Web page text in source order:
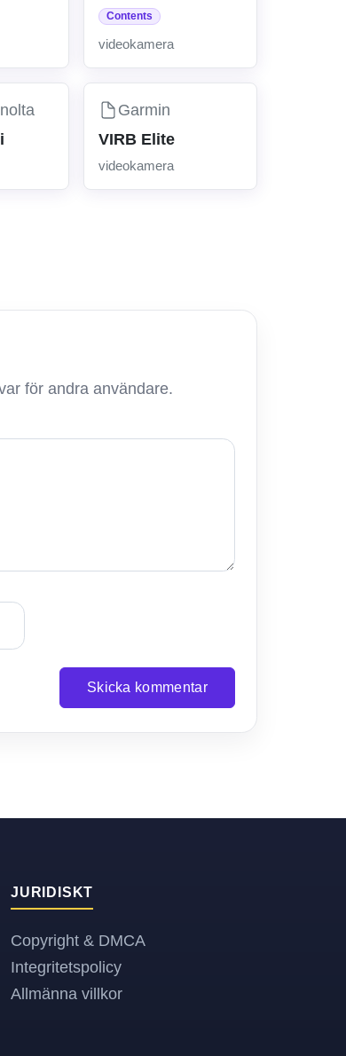
Contents
videokamera
Garmin
VIRB Elite
videokamera
för andra användare.
Skicka kommentar
JURIDISKT
Copyright & DMCA
Integritetspolicy
Allmänna villkor